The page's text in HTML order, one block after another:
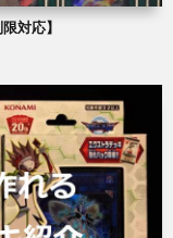
対応】